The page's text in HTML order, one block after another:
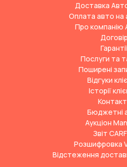
Доставка
Оплата авто на
Про компанію
Договір
Послуги та
Поширені
Відгуки
Історії
Бюджетні
Аукціон
Звіт
Розшифровка
Відстеження